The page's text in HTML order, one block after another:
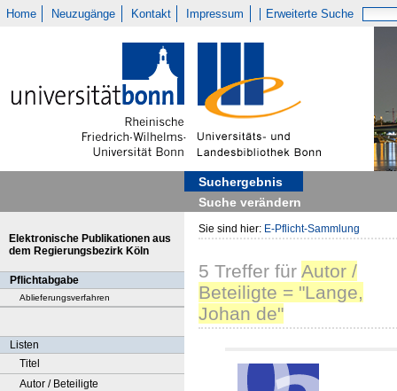
Home Neuzugänge Kontakt Impressum Erweiterte Suche
Suchergebnis
Suche verändern
Elektronische Publikationen aus
dem Regierungsbezirk Köln
Pflichtabgabe
Ablieferungsverfahren
Listen
Titel
Autor / Beteiligte
Sie sind hier: E-Pflicht-Sammlung
5 Treffer für Autor /
Beteiligte = "Lange,
Johan de"